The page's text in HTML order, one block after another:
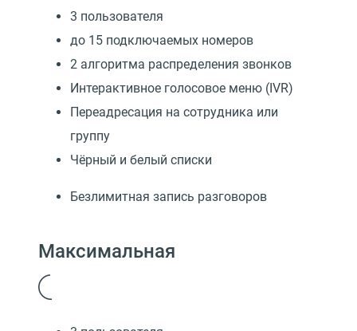
3 пользователя
до 15 подключаемых номеров
2 алгоритма распределения звонков
Интерактивное голосовое меню (IVR)
Переадресация на сотрудника или
группу
Чёрный и белый списки
Безлимитная запись разговоров
Максимальная